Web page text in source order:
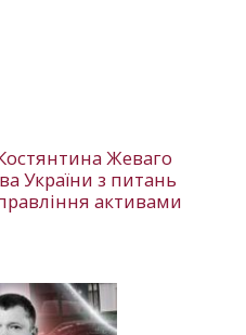
Жеваго
України з питань
активами